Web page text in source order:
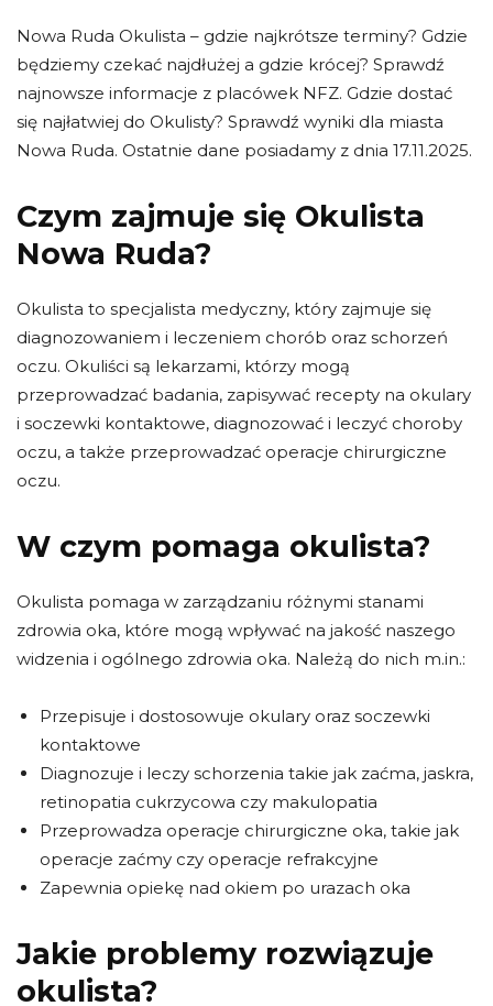
Nowa Ruda Okulista – gdzie najkrótsze terminy? Gdzie
będziemy czekać najdłużej a gdzie krócej? Sprawdź
najnowsze informacje z placówek NFZ. Gdzie dostać
się najłatwiej do Okulisty? Sprawdź wyniki dla miasta
Nowa Ruda. Ostatnie dane posiadamy z dnia 17.11.2025.
Czym zajmuje się Okulista
Nowa Ruda?
Okulista to specjalista medyczny, który zajmuje się
diagnozowaniem i leczeniem chorób oraz schorzeń
oczu. Okuliści są lekarzami, którzy mogą
przeprowadzać badania, zapisywać recepty na okulary
i soczewki kontaktowe, diagnozować i leczyć choroby
oczu, a także przeprowadzać operacje chirurgiczne
oczu.
W czym pomaga okulista?
Okulista pomaga w zarządzaniu różnymi stanami
zdrowia oka, które mogą wpływać na jakość naszego
widzenia i ogólnego zdrowia oka. Należą do nich m.in.:
Przepisuje i dostosowuje okulary oraz soczewki
kontaktowe
Diagnozuje i leczy schorzenia takie jak zaćma, jaskra,
retinopatia cukrzycowa czy makulopatia
Przeprowadza operacje chirurgiczne oka, takie jak
operacje zaćmy czy operacje refrakcyjne
Zapewnia opiekę nad okiem po urazach oka
Jakie problemy rozwiązuje
okulista?